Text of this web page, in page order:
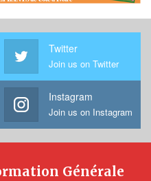
Twitter
Join us on Twitter
Instagram
Join us on Instagram
Générale